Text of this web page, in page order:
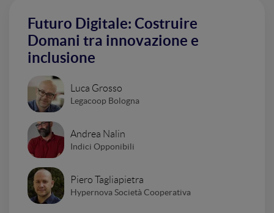
Futuro Digitale: Costruire
Domani tra innovazione e
inclusione
Luca Grosso
Legacoop Bologna
Andrea Nalin
Indici Opponibili
Piero Tagliapietra
Hypernova Società Cooperativa